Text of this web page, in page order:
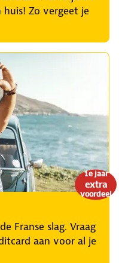
Zo vergeet je
1e jaar
extra
voordeel
Franse slag. Vraag
aan voor al je